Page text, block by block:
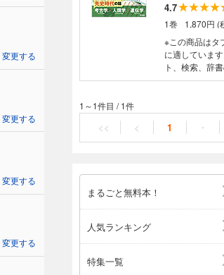
4.7
1巻
1,870円 (
※この商品はタ
に適していま
ト、検索、辞書の
日本列島にや
日本列島人の
のメンバーによる、珠
は温かい缶コ
ぐるぐる巡
「お酒に弱い
れは、何かは
か、と考える
する仮説だ。
といえそうな
とウンチの化石のゲ
計図である。
1～1件目 /1件
<< < 1 ・
まるごと無料本！
人気ランキング
特集一覧
変更する
変更する
変更する
変更する